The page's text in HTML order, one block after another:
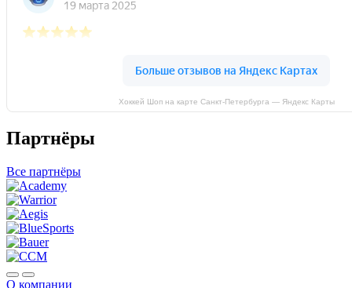
Хоккей Шоп на карте Санкт‑Петербурга — Яндекс Карты
Партнёры
Все партнёры
О компании